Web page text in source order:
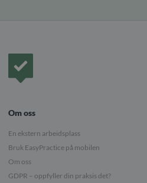
Om oss
En ekstern arbeidsplass
Bruk EasyPractice på mobilen
Om oss
GDPR – oppfyller din praksis det?